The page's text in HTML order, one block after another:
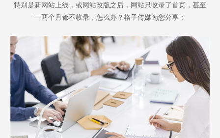
特别是新网站上线，或网站改版之后，网站只收录了首页，甚至
一两个月都不收录，怎么办？格子传媒为您分享：